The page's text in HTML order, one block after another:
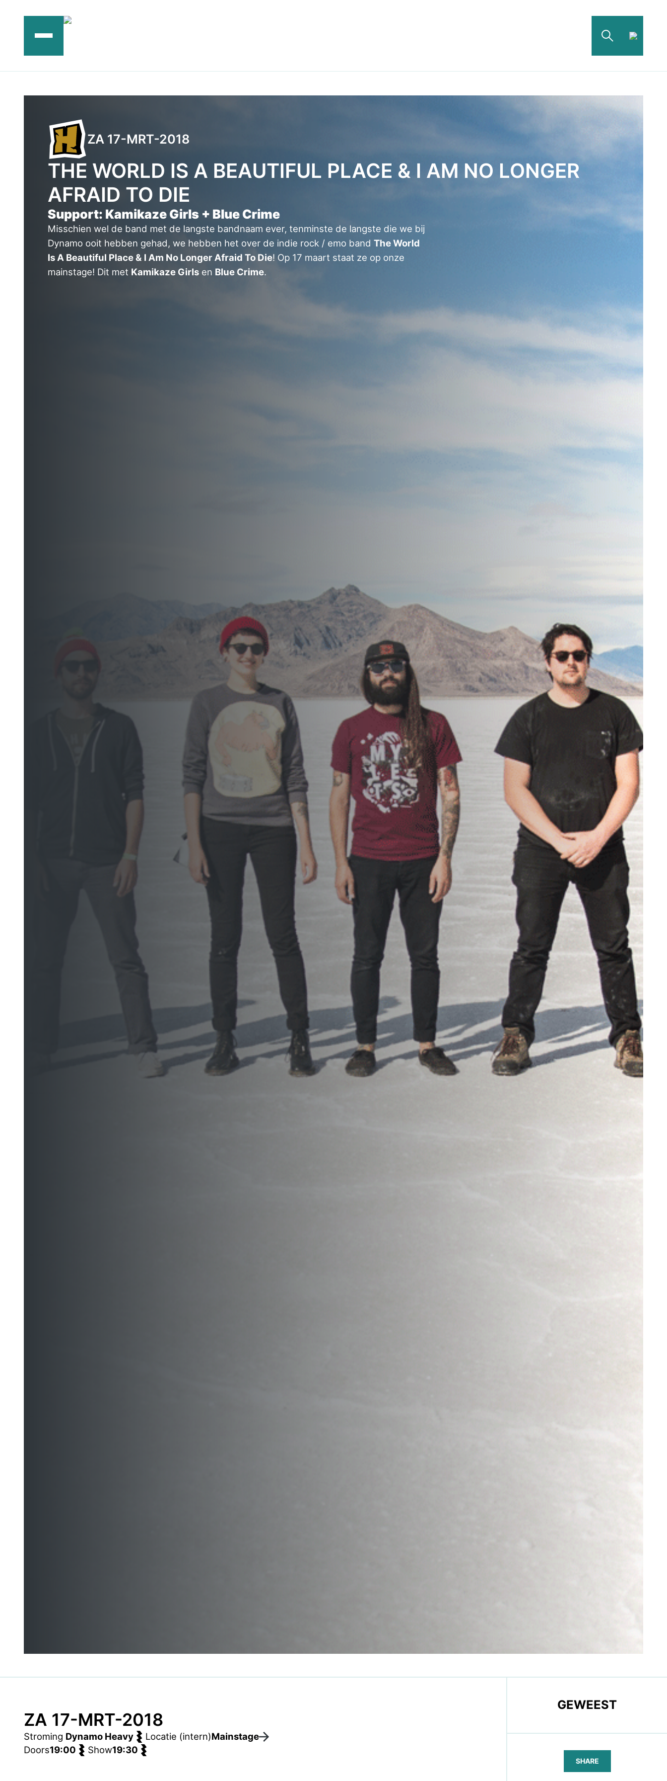
ZA 17-MRT-2018
THE WORLD IS A BEAUTIFUL PLACE & I AM NO LONGER
AFRAID TO DIE
Support: Kamikaze Girls + Blue Crime
Misschien wel de band met de langste bandnaam ever, tenminste de langste die we bij
Dynamo ooit hebben gehad, we hebben het over de indie rock / emo band The World
Is A Beautiful Place & I Am No Longer Afraid To Die! Op 17 maart staat ze op onze
mainstage! Dit met Kamikaze Girls en Blue Crime.
ZA 17-MRT-2018
Stroming Dynamo Heavy Locatie (intern)Mainstage
Doors19:00 Show19:30
GEWEEST
SHARE